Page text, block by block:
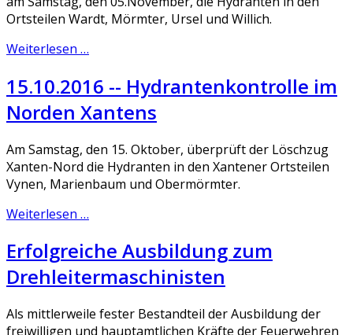
Ortsteilen Wardt, Mörmter, Ursel und Willich.
Weiterlesen …
15.10.2016 -- Hydrantenkontrolle im
Norden Xantens
Am Samstag, den 15. Oktober, überprüft der Löschzug
Xanten-Nord die Hydranten in den Xantener Ortsteilen
Vynen, Marienbaum und Obermörmter.
Weiterlesen …
Erfolgreiche Ausbildung zum
Drehleitermaschinisten
Als mittlerweile fester Bestandteil der Ausbildung der
freiwilligen und hauptamtlichen Kräfte der Feuerwehren